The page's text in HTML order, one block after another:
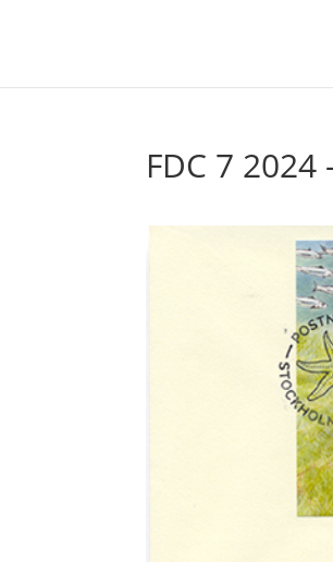
FDC 7